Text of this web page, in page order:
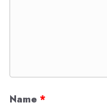
Name *